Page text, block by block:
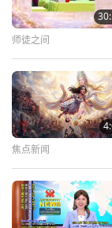
师徒之间
焦点新闻